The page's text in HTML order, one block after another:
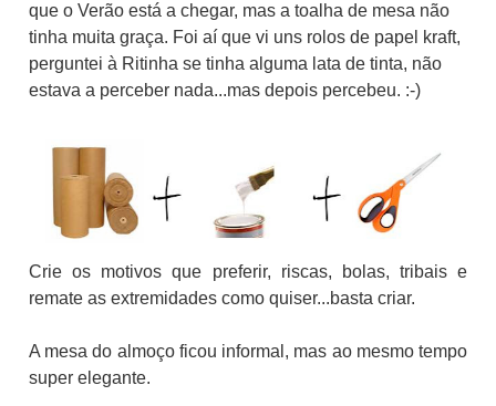
que o Verão está a chegar, mas a toalha de mesa não
tinha muita graça. Foi aí que vi uns rolos de papel kraft,
perguntei à Ritinha se tinha alguma lata de tinta, não
estava a perceber nada...mas depois percebeu. :-)
Crie os motivos que preferir, riscas, bolas, tribais e
remate as extremidades como quiser...basta criar.
A mesa do almoço ficou informal, mas ao mesmo tempo
super elegante.